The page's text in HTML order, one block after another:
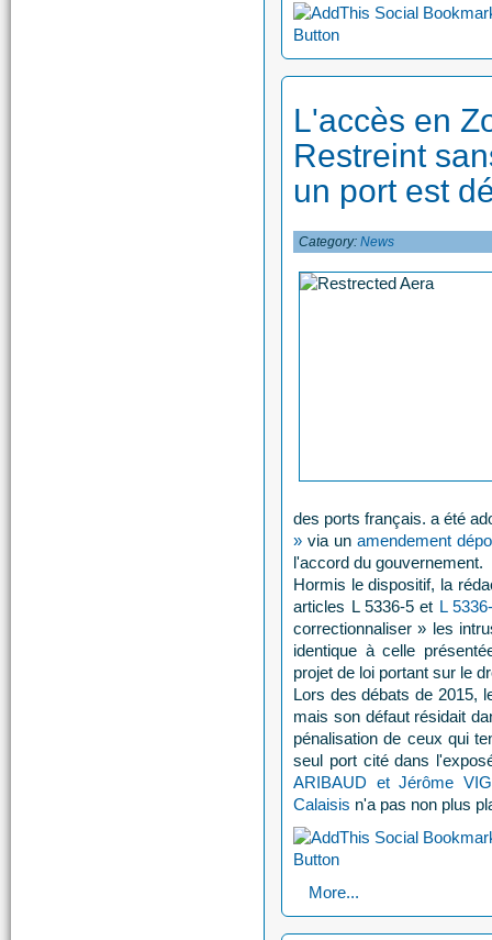
L'accès en
Restreint
un port est
Category:News
des ports français. a été
» via un amendement
l'accord du gouvernement.
Hormis le dispositif, la
articles L 5336-5 et L
correctionnaliser » les
identique à celle
projet de loi portant sur le
Lors des débats de 2015,
mais son défaut résidait
pénalisation de ceux qui
seul port cité dans
ARIBAUD et Jérôme
Calaisis n'a pas non plus
More...